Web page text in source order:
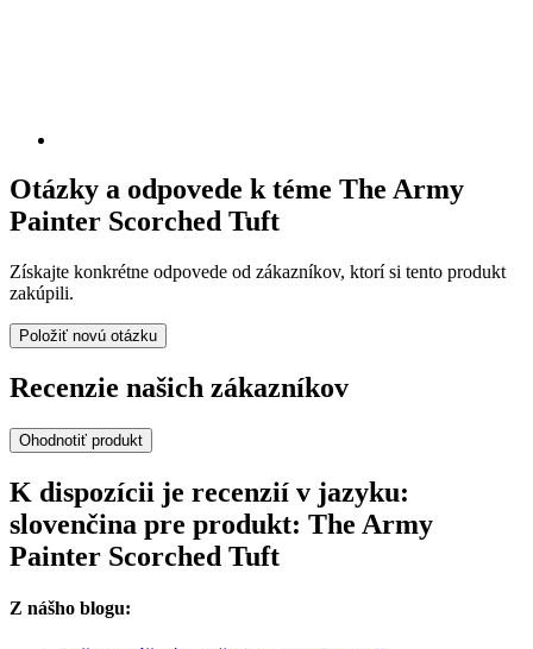
Otázky a odpovede k téme The Army
Painter Scorched Tuft
Získajte konkrétne odpovede od zákazníkov, ktorí si tento produkt
zakúpili.
Položiť novú otázku
Recenzie našich zákazníkov
Ohodnotiť produkt
K dispozícii je recenzií v jazyku:
slovenčina pre produkt: The Army
Painter Scorched Tuft
Z nášho blogu: